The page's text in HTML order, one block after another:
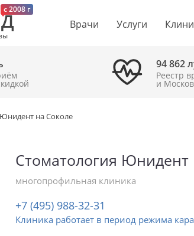
c 2008 г
Врачи Услуги
94 862
Реестр
и
на Соколе
Стоматология Юнидент
многопрофильная клиника
+7 (495) 988-32-31
Клиника работает в период режима